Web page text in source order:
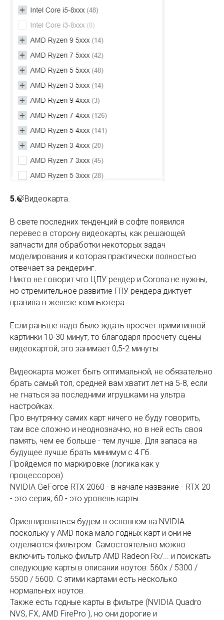
5.🍃Видеокарта.
В свете последних тенденций в софте появился
перевес в сторону видеокарты, как решающей
запчасти для обработки некоторых задач
моделирования и которая практически полностью
отвечает за рендеринг.
Никто не говорит что ЦПУ рендер и Corona не нужны,
но стремительное развитие ГПУ рендера диктует
правила в железе компьютера.
Если раньше надо было ждать просчет примитивной
картинки 10-30 минут, то благодаря просчету сцены
видеокартой, это занимает 0,5-2 минуты.
Видеокарта может быть оптимальной, не обязательно
брать самый топ, средней вам хватит лет на 5-8, если
не гнаться за последними игрушками на ультра
настройках.
Про внутрянку самих карт ничего не буду говорить,
там все сложно и неоднозначно, но в ней есть своя
память, чем ее больше - тем лучше. Для запаса на
будущее лучше брать минимум с 4 Гб.
Пройдемся по маркировке (логика как у
процессоров):
NVIDIA GeForce RTX 2060 - в начале название - RTX 20
- это серия, 60 - это уровень карты.
Ориентироваться будем в основном на NVIDIA
поскольку у AMD пока мало годных карт и они не
отделяются фильтром. Самостоятельно можно
включить только фильтр AMD Radeon Rx/... и поискать
следующие карты в описании ноутов: 560x / 5300 /
5500 / 5600. С этими картами есть несколько
нормальных ноутов.
Также есть годные карты в фильтре (NVIDIA Quadro
NVS, FX, AMD FirePro ), но они дорогие и